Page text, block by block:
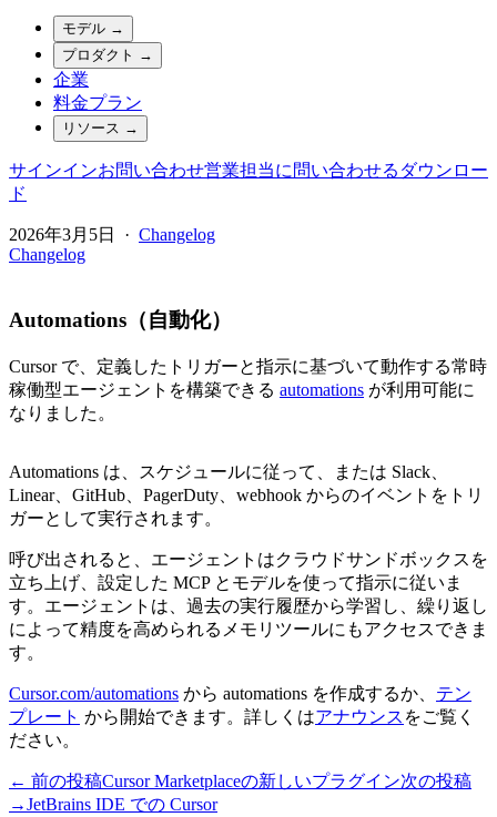
モデル →
プロダクト →
企業
料金プラン
リソース →
サインインお問い合わせ営業担当に問い合わせる ダウンロー
ド
2026年3月5日 · Changelog
Changelog
Automations（自動化）
Cursor で、定義したトリガーと指示に基づいて動作する常時
稼働型エージェントを構築できる automations が利用可能に
なりました。
Automations は、スケジュールに従って、または Slack、
Linear、GitHub、PagerDuty、webhook からのイベントをトリ
ガーとして実行されます。
呼び出されると、エージェントはクラウドサンドボックスを
立ち上げ、設定した MCP とモデルを使って指示に従いま
す。エージェントは、過去の実行履歴から学習し、繰り返し
によって精度を高められるメモリツールにもアクセスできま
す。
Cursor.com/automations から automations を作成するか、 テン
プレート から開始できます。詳しくはアナウンス をご覧く
ださい。
← 前の投稿Cursor Marketplaceの新しいプラグイン次の投稿
→JetBrains IDE での Cursor